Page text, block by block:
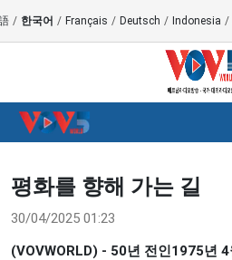
/ 한국어 / Français / Deutsch / Indonesia /
평화를 향해 가는 길
30/04/2025 01:23
(VOVWORLD) - 50년 전인1975년